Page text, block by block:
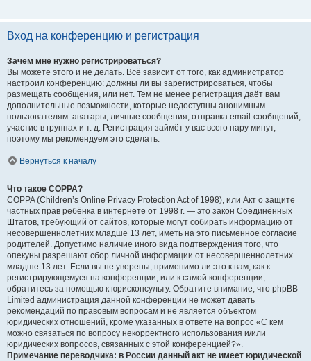
Вход на конференцию и регистрация
Зачем мне нужно регистрироваться?
Вы можете этого и не делать. Всё зависит от того, как администратор
настроил конференцию: должны ли вы зарегистрироваться, чтобы
размещать сообщения, или нет. Тем не менее регистрация даёт вам
дополнительные возможности, которые недоступны анонимным
пользователям: аватары, личные сообщения, отправка email-сообщений,
участие в группах и т. д. Регистрация займёт у вас всего пару минут,
поэтому мы рекомендуем это сделать.
Вернуться к началу
Что такое COPPA?
COPPA (Children’s Online Privacy Protection Act of 1998), или Акт о защите
частных прав ребёнка в интернете от 1998 г. — это закон Соединённых
Штатов, требующий от сайтов, которые могут собирать информацию от
несовершеннолетних младше 13 лет, иметь на это письменное согласие
родителей. Допустимо наличие иного вида подтверждения того, что
опекуны разрешают сбор личной информации от несовершеннолетних
младше 13 лет. Если вы не уверены, применимо ли это к вам, как к
регистрирующемуся на конференции, или к самой конференции,
обратитесь за помощью к юрисконсульту. Обратите внимание, что phpBB
Limited администрация данной конференции не может давать
рекомендаций по правовым вопросам и не является объектом
юридических отношений, кроме указанных в ответе на вопрос «С кем
можно связаться по вопросу некорректного использования и/или
юридических вопросов, связанных с этой конференцией?».
Примечание переводчика: в России данный акт не имеет юридической